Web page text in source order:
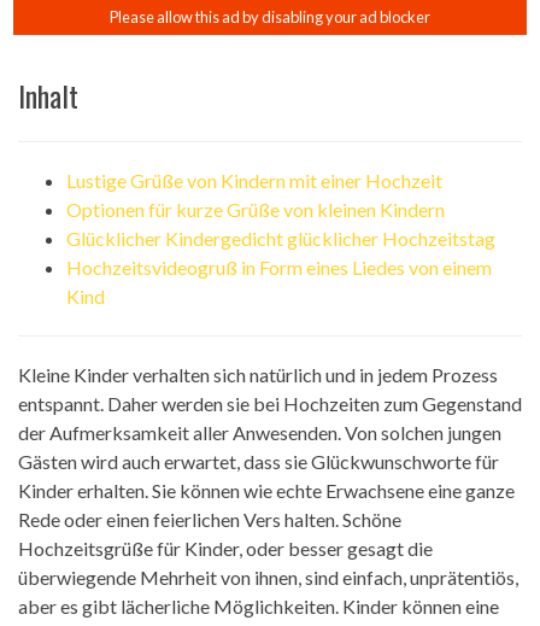
Inhalt
Lustige Grüße von Kindern mit einer Hochzeit
Optionen für kurze Grüße von kleinen Kindern
Glücklicher Kindergedicht glücklicher Hochzeitstag
Hochzeitsvideogruß in Form eines Liedes von einem
Kind
Kleine Kinder verhalten sich natürlich und in jedem Prozess
entspannt. Daher werden sie bei Hochzeiten zum Gegenstand
der Aufmerksamkeit aller Anwesenden. Von solchen jungen
Gästen wird auch erwartet, dass sie Glückwunschworte für
Kinder erhalten. Sie können wie echte Erwachsene eine ganze
Rede oder einen feierlichen Vers halten. Schöne
Hochzeitsgrüße für Kinder, oder besser gesagt die
überwiegende Mehrheit von ihnen, sind einfach, unprätentiös,
aber es gibt lächerliche Möglichkeiten. Kinder können eine